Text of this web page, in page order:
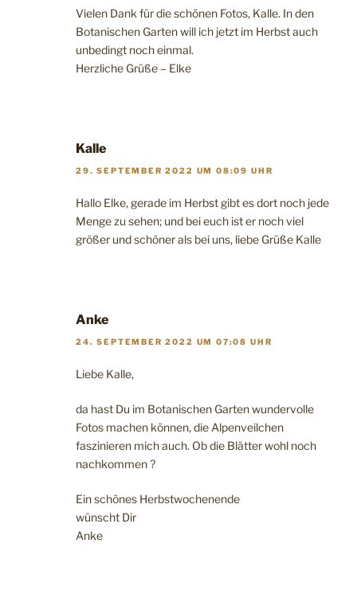
Vielen Dank für die schönen Fotos, Kalle. In den
Botanischen Garten will ich jetzt im Herbst auch
unbedingt noch einmal.
Herzliche Grüße – Elke
Kalle
29. SEPTEMBER 2022 UM 08:09 UHR
Hallo Elke, gerade im Herbst gibt es dort noch jede
Menge zu sehen; und bei euch ist er noch viel
größer und schöner als bei uns, liebe Grüße Kalle
Anke
24. SEPTEMBER 2022 UM 07:08 UHR
Liebe Kalle,
da hast Du im Botanischen Garten wundervolle
Fotos machen können, die Alpenveilchen
faszinieren mich auch. Ob die Blätter wohl noch
nachkommen ?
Ein schönes Herbstwochenende
wünscht Dir
Anke